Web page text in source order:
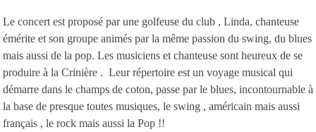
Le concert est proposé par une golfeuse du club , Linda, chanteuse
émérite et son groupe animés par la même passion du swing, du blues
mais aussi de la pop. Les musiciens et chanteuse sont heureux de se
produire à la Crinière . Leur répertoire est un voyage musical qui
démarre dans le champs de coton, passe par le blues, incontournable à
la base de presque toutes musiques, le swing , américain mais aussi
français , le rock mais aussi la Pop !!